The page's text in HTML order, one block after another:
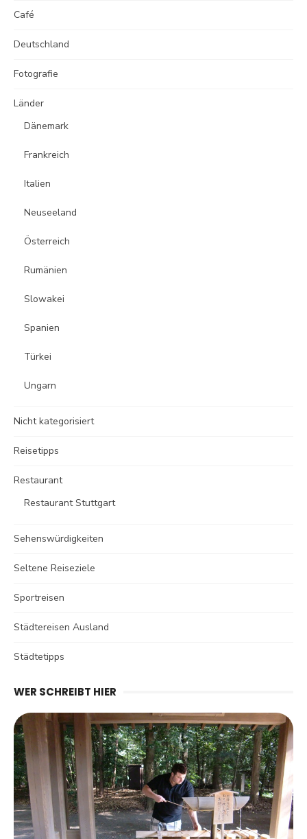
Café
Deutschland
Fotografie
Länder
Dänemark
Frankreich
Italien
Neuseeland
Österreich
Rumänien
Slowakei
Spanien
Türkei
Ungarn
Nicht kategorisiert
Reisetipps
Restaurant
Restaurant Stuttgart
Sehenswürdigkeiten
Seltene Reiseziele
Sportreisen
Städtereisen Ausland
Städtetipps
WER SCHREIBT HIER